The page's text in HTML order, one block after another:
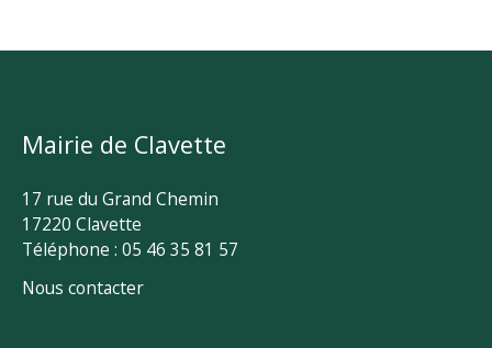
Mairie de Clavette
17 rue du Grand Chemin
17220 Clavette
Téléphone : 05 46 35 81 57
Nous contacter